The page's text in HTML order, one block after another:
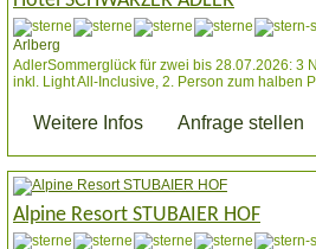
Arlberg
AdlerSommerglück für zwei bis 28.07.2026: 3
inkl. Light All-Inclusive, 2. Person zum halben
Weitere Infos Anfrage stellen
Alpine Resort STUBAIER HOF